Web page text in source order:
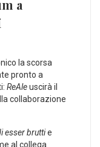
a
la scorsa
pronto a
ReAleuscirà il
collaborazione
esser bruttie
al collega